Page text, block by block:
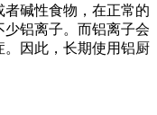
碱性食物，在正常的
铝离子。而铝离子会
因此，长期使用铝厨